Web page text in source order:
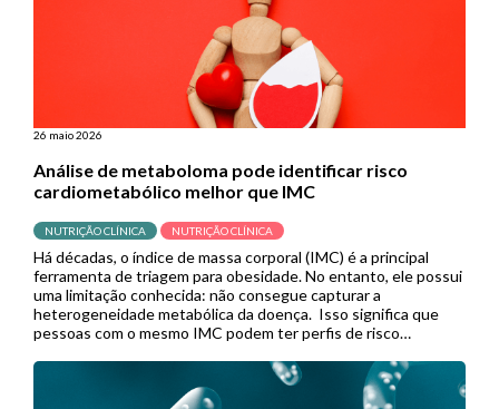
26 maio 2026
Análise de metaboloma pode identificar risco
cardiometabólico melhor que IMC
NUTRIÇÃO CLÍNICA NUTRIÇÃO CLÍNICA
Há décadas, o índice de massa corporal (IMC) é a principal
ferramenta de triagem para obesidade. No entanto, ele possui
uma limitação conhecida: não consegue capturar a
heterogeneidade metabólica da doença. Isso significa que
pessoas com o mesmo IMC podem ter perfis de risco
acabam sem diagnóstico ou tratamento […]